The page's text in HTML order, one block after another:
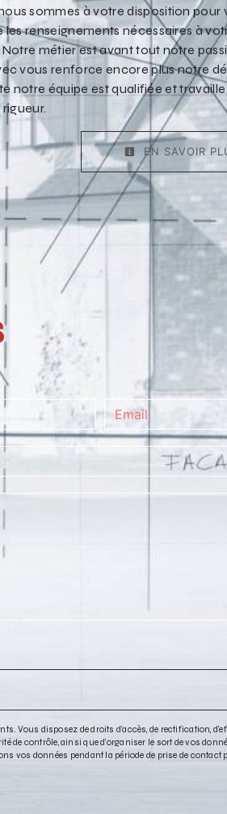
sommes à votre disposition pour
les renseignements nécessaires à
Notre métier est avant tout notre
vous renforce encore plus notre
notre équipe est qualifiée et
EN SAVOIR
disposez de droits d’accès, de rectification,
de contrôle, ainsi que d’organiser le sort de vos
vos données pendant la période de prise de contact